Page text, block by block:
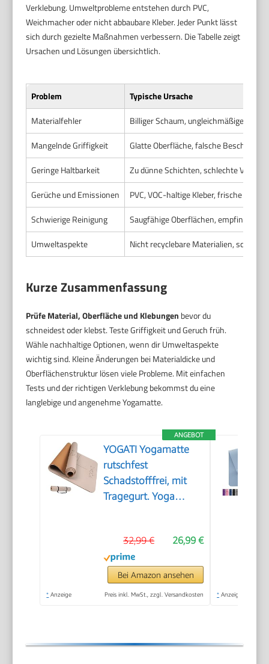
Verklebung. Umweltprobleme entstehen durch PVC,
Weichmacher oder nicht abbaubare Kleber. Jeder Punkt lässt
sich durch gezielte Maßnahmen verbessern. Die Tabelle zeigt
Ursachen und Lösungen übersichtlich.
Problem
Typische Ursache
Materialfehler
Billiger Schaum, ungleichmäßige
Mangelnde Griffigkeit
Glatte Oberfläche, falsche
Geringe Haltbarkeit
Zu dünne Schichten, schlechte
Gerüche und Emissionen
PVC, VOC-haltige Kleber, frische
Schwierige Reinigung
Saugfähige Oberflächen, empfindliche
Umweltaspekte
Nicht recyclebare Materialien,
Kurze Zusammenfassung
Prüfe Material, Oberfläche und Klebungen bevor du
schneidest oder klebst. Teste Griffigkeit und Geruch früh.
Wähle nachhaltige Optionen, wenn dir Umweltaspekte
wichtig sind. Kleine Änderungen bei Materialdicke und
Oberflächenstruktur lösen viele Probleme. Mit einfachen
Tests und der richtigen Verklebung bekommst du eine
langlebige und angenehme Yogamatte.
ANGEBOT
YOGATI Yogamatte
rutschfest
Schadstofffrei, mit
Tragegurt. Yoga
Ideal Yogamatten als
Gymnastikmatte,
Sportmatte,
Fitnessmatte,
26,99 €
32,99 €
Bei Amazon ansehen
* Anzeige Preis inkl. MwSt., zzgl. Versandkosten * Anzeige